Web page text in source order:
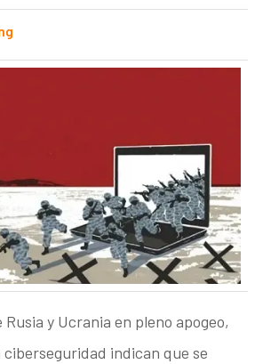
y Ucrania en pleno apogeo,
ciberseguridad indican que se